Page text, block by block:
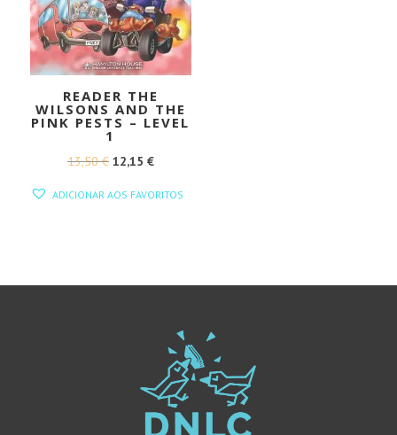
READER THE
WILSONS AND THE
PINK PESTS – LEVEL
1
13,50€ O
12,15 €O
ADICIONAR AOS FAVORITOS